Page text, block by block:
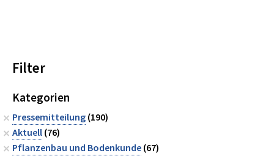
Filter
Kategorien
Pressemitteilung(190)
Aktuell(76)
Pflanzenbau und Bodenkunde(67)